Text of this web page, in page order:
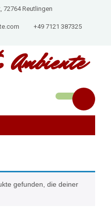
72764 Reutlingen
+49 7121 387325
Ambiente
gefunden, die deiner